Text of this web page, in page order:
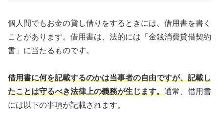
個人間でもお金の貸し借りをするときには、借用書を書く
ことがあります。借用書は、法的には「金銭消費貸借契約
書」に当たるものです。
借用書に何を記載するのかは当事者の自由ですが、記載し
たことは守るべき法律上の義務が生じます。 通常、借用書
には以下の事項が記載されます。